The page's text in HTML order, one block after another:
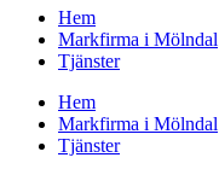
Hem
Markfirma i Mölndal
Tjänster
Hem
Markfirma i Mölndal
Tjänster